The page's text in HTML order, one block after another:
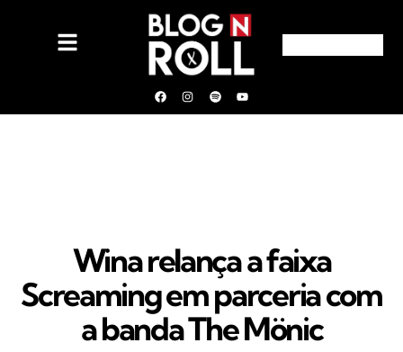
Wina relança a faixa
Screaming em parceria com
a banda The Mönic